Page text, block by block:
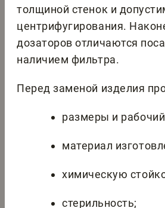
толщиной стенок и
центрифугирования.
дозаторов отличаются
наличием фильтра.
Перед заменой изделия
размеры и
материал
химическую
стерильность;